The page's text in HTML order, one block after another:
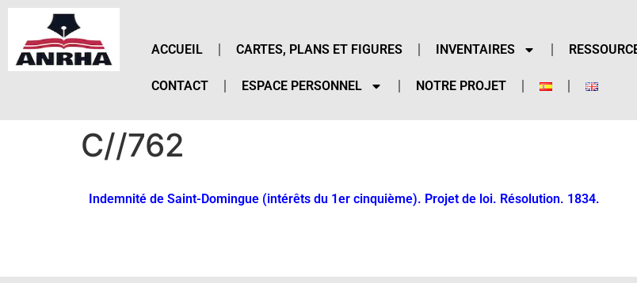
ACCUEIL CARTES, PLANS ET FIGURES INVENTAIRES
CONTACT ESPACE PERSONNEL NOTRE PROJET
C//762
Indemnité de Saint-Domingue (intérêts du 1er cinquième). Projet de loi. Résolution. 1834.